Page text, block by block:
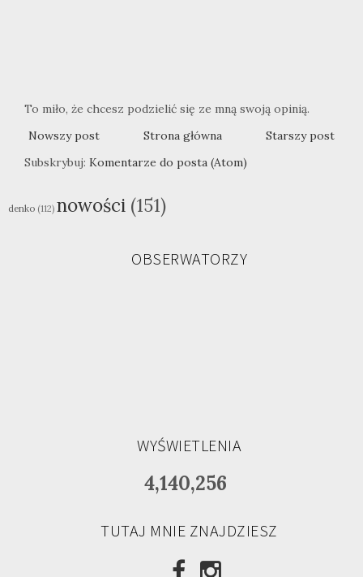
To miło, że chcesz podzielić się ze mną swoją opinią.
Nowszy post
Starszy post
Strona główna
Subskrybuj: Komentarze do posta (Atom)
denko (112) nowości (151)
OBSERWATORZY
WYŚWIETLENIA
4,140,256
TUTAJ MNIE ZNAJDZIESZ